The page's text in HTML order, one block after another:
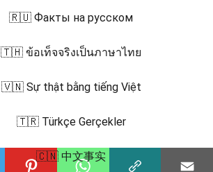
🇷🇺 Факты на русском
🇹🇭 ข้อเท็จจริงเป็นภาษาไทย
🇻🇳 Sự thật bằng tiếng Việt
🇹🇷 Türkçe Gerçekler
🇨🇳 中文事实